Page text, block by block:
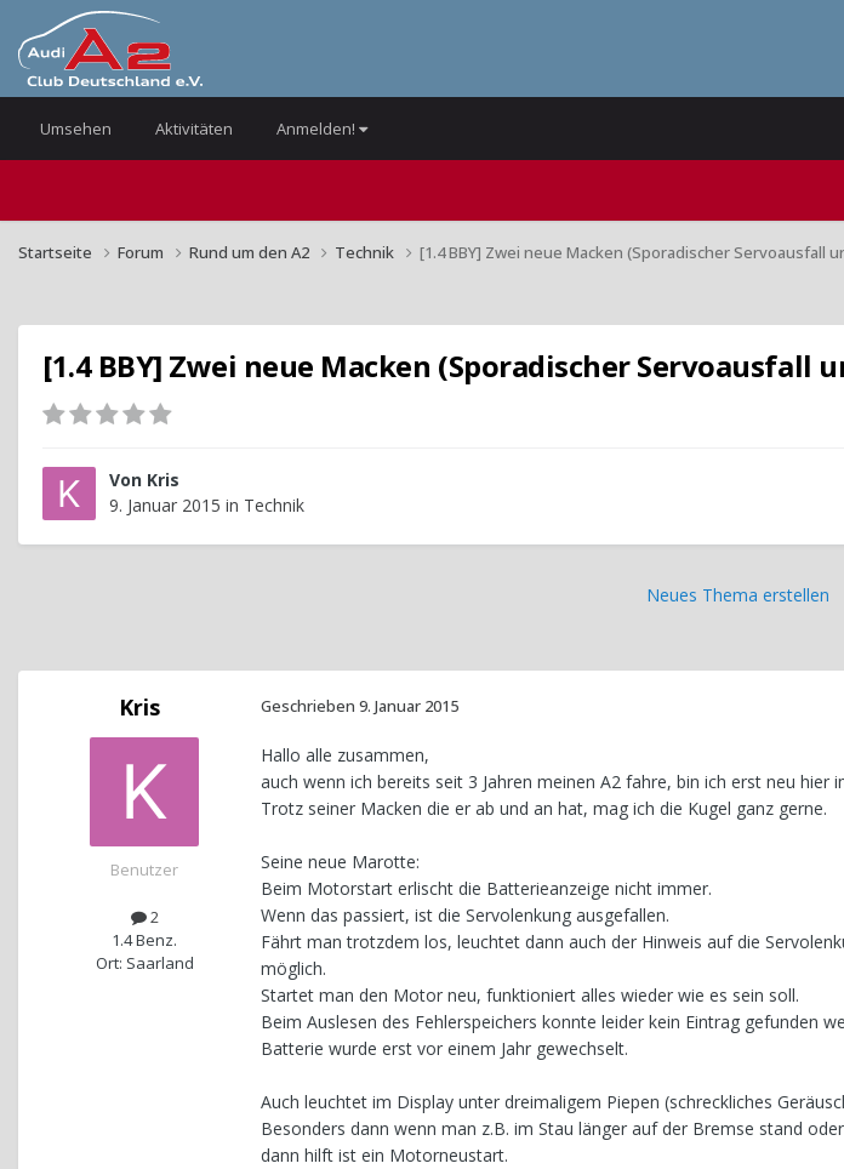
Umsehen Aktivitäten Anmelden!
Startseite Forum Rund um den A2 Technik [1.4 BBY] Zwei neue Macken (Sporadischer Servoausfall
[1.4 BBY] Zwei neue Macken (Sporadischer Servoausfall
Von Kris
9. Januar 2015 in Technik
Neues Thema erstellen
Kris
Benutzer
2
1.4 Benz.
Ort: Saarland
Geschrieben 9. Januar 2015
Hallo alle zusammen,
auch wenn ich bereits seit 3 Jahren meinen A2 fahre, bin ich erst neu hier
Trotz seiner Macken die er ab und an hat, mag ich die Kugel ganz gerne.
Seine neue Marotte:
Beim Motorstart erlischt die Batterieanzeige nicht immer.
Wenn das passiert, ist die Servolenkung ausgefallen.
Fährt man trotzdem los, leuchtet dann auch der Hinweis auf die
möglich.
Startet man den Motor neu, funktioniert alles wieder wie es sein soll.
Beim Auslesen des Fehlerspeichers konnte leider kein Eintrag gefunden
Batterie wurde erst vor einem Jahr gewechselt.
Auch leuchtet im Display unter dreimaligem Piepen (schreckliches
Besonders dann wenn man z.B. im Stau länger auf der Bremse stand
dann hilft ist ein Motorneustart.